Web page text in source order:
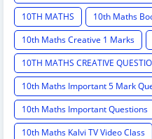
10TH MATHS
10th Maths
10th Maths Creative 1 Marks
10TH MATHS CREATIVE
10th Maths Important 5 Mark
10th Maths Important Questions
10th Maths Kalvi TV Video Class